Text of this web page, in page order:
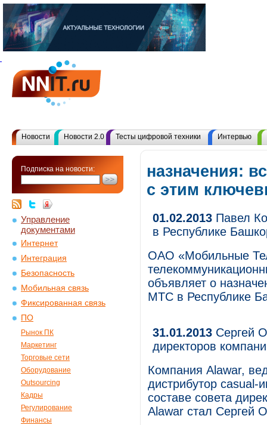
Новости Новости 2.0 Тесты цифровой техники Интервью
Подписка на новости:
Управление
документами
Интернет
Интеграция
Безопасность
Мобильная связь
Фиксированная связь
ПО
Рынок ПК
Маркетинг
Торговые сети
Оборудование
Outsourcing
Кадры
Регулирование
Финансы
назначения:
с этим
01.02.2013 Павел
в Республике
ОАО «Мобильные
объявляет о
МТС в Республике
31.01.2013 Сергей
директоров
Компания Alawar,
дистрибутор casual-
составе совета
Alawar стал Сергей